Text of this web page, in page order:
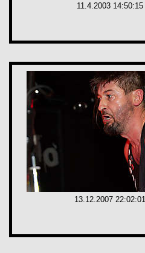
11.4.2003 14:50:15
13.12.2007 22:02:01